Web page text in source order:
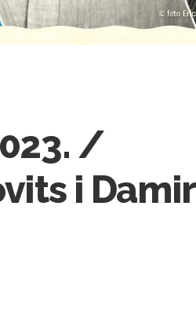
/
i Damir